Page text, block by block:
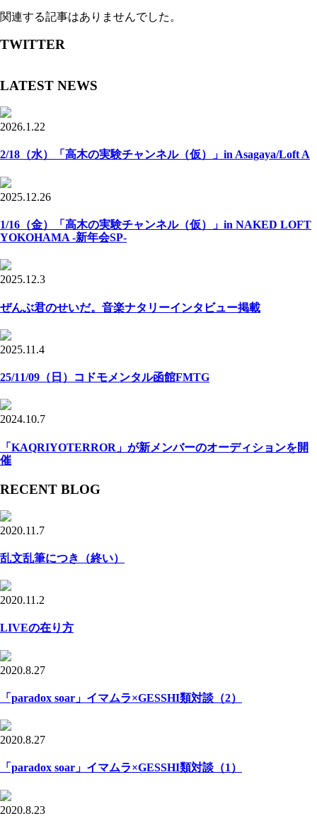
関連する記事はありませんでした。
TWITTER
LATEST NEWS
2026.1.22
2/18（水）「高木の実験チャンネル（仮）」in Asagaya/Loft A
2025.12.26
1/16（金）「高木の実験チャンネル（仮）」in NAKED LOFT
YOKOHAMA -新年会SP-
2025.12.3
ぜんぶ君のせいだ。音楽ナタリーインタビュー掲載
2025.11.4
25/11/09（日）コドモメンタル函館FMTG
2024.10.7
「KAQRIYOTERROR」が新メンバーのオーディションを開
催
RECENT BLOG
2020.11.7
乱文乱筆につき（終い）
2020.11.2
LIVEの在り方
2020.8.27
「paradox soar」イマムラ×GESSHI類対談（2）
2020.8.27
「paradox soar」イマムラ×GESSHI類対談（1）
2020.8.23